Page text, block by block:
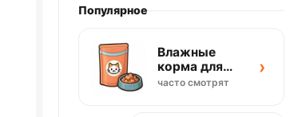
Популярное
Влажные
корма для
кошек
часто смотрят
›